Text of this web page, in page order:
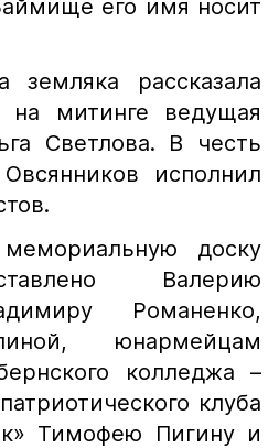
его имя носит
земляка рассказала
на митинге ведущая
Светлова. В честь
исполнил
доску
Валерию
Романенко,
юнармейцам
колледжа –
клуба
Тимофею Пигину и